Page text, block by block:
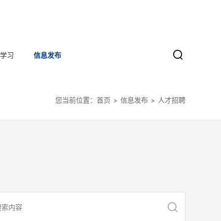
习 信息发布
您当前位置： 首页 信息发布 人才招聘